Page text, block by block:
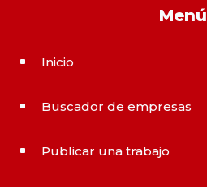
Menú
^ Inicio
^ Buscador de empresas
^ Publicar una trabajo